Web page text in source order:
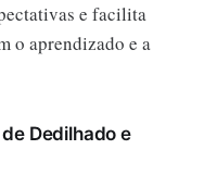
e facilita
o aprendizado e a
Dedilhado e